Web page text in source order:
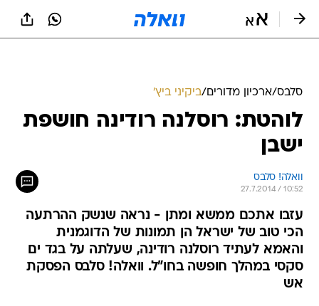
סלבס/ארכיון מדורים/ביקיני ביץ'
לוהטת: רוסלנה רודינה חושפת
ישבן
וואלה! סלבס
27.7.2014 / 10:52
עזבו אתכם ממשא ומתן - נראה שנשק ההרתעה
הכי טוב של ישראל הן תמונות של הדוגמנית
והאמא לעתיד רוסלנה רודינה, שעלתה על בגד ים
סקסי במהלך חופשה בחו"ל. וואלה! סלבס הפסקת
אש